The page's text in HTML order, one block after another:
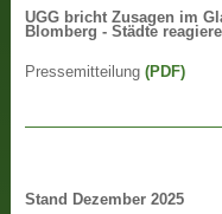
UGG bricht Zusagen im
Blomberg - Städte
Pressemitteilung(PDF)
Stand Dezember 2025